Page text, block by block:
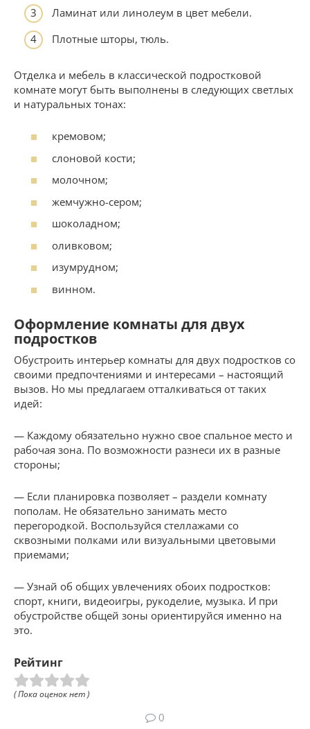
Ламинат или линолеум в цвет мебели.
Плотные шторы, тюль.
Отделка и мебель в классической подростковой
комнате могут быть выполнены в следующих светлых
и натуральных тонах:
кремовом;
слоновой кости;
молочном;
жемчужно-сером;
шоколадном;
оливковом;
изумрудном;
винном.
Оформление комнаты для двух
подростков
Обустроить интерьер комнаты для двух подростков со
своими предпочтениями и интересами – настоящий
вызов. Но мы предлагаем отталкиваться от таких
идей:
— Каждому обязательно нужно свое спальное место и
рабочая зона. По возможности разнеси их в разные
стороны;
— Если планировка позволяет – раздели комнату
пополам. Не обязательно занимать место
перегородкой. Воспользуйся стеллажами со
сквозными полками или визуальными цветовыми
приемами;
— Узнай об общих увлечениях обоих подростков:
спорт, книги, видеоигры, рукоделие, музыка. И при
обустройстве общей зоны ориентируйся именно на
это.
Рейтинг
( Пока оценок нет )
0